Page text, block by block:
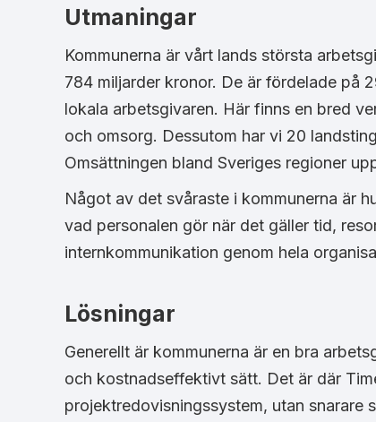
Utmaningar
Kommunerna är vårt lands största
784 miljarder kronor. De är fördelade på
lokala arbetsgivaren. Här finns en bred
och omsorg. Dessutom har vi 20
Omsättningen bland Sveriges regioner
Något av det svåraste i kommunerna är
vad personalen gör när det gäller tid,
internkommunikation genom hela
Lösningar
Generellt är kommunerna är en bra
och kostnadseffektivt sätt. Det är där
projektredovisningssystem, utan snarare